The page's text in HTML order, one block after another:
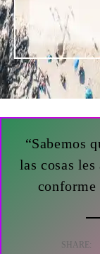
“Sabemos
las cosas
conforme